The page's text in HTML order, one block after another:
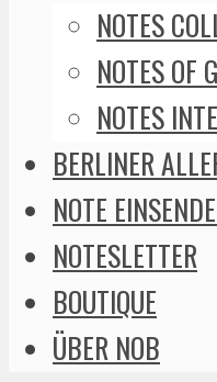
NOTES
NOTES OF
NOTES
BERLINER
NOTE
NOTESLETTER
BOUTIQUE
ÜBER NOB